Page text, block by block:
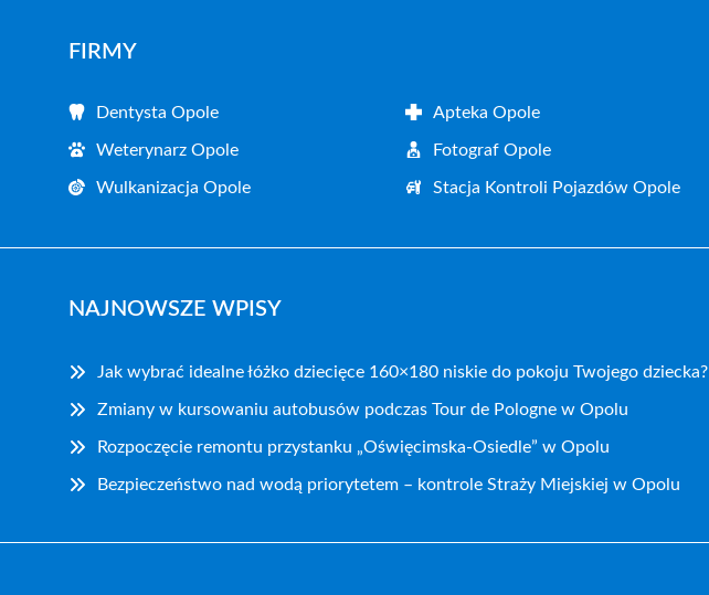
FIRMY
Dentysta Opole Apteka Opole
Weterynarz Opole Fotograf Opole
Wulkanizacja Opole Stacja Kontroli Pojazdów Opole
NAJNOWSZE WPISY
Jak wybrać idealne łóżko dziecięce 160×180 niskie do pokoju Twojego dziecka?
Zmiany w kursowaniu autobusów podczas Tour de Pologne w Opolu
Rozpoczęcie remontu przystanku „Oświęcimska-Osiedle” w Opolu
Bezpieczeństwo nad wodą priorytetem – kontrole Straży Miejskiej w Opolu